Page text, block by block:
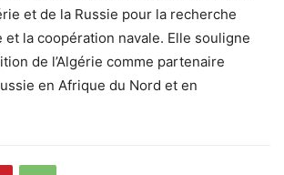
et de la Russie pour la recherche
et la coopération navale. Elle souligne
de l’Algérie comme partenaire
en Afrique du Nord et en